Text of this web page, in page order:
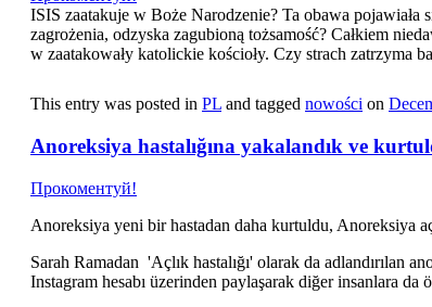
ISIS zaatakuje w Boże Narodzenie? Ta obawa
zagrożenia, odzyska zagubioną tożsamość? Całkiem
w zaatakowały katolickie kościoły. Czy strach zatrzyma
This entry was posted in PL and tagged nowości on
Anoreksiya hastalığına yakalandık ve
Прокоментуй!
Anoreksiya yeni bir hastadan daha kurtuldu, Anoreksiya
Sarah Ramadan 'Açlık hastalığı' olarak da adlandırılan
Instagram hesabı üzerinden paylaşarak diğer insanlara